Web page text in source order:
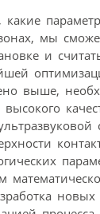
какие
мы
и
выше,
новых